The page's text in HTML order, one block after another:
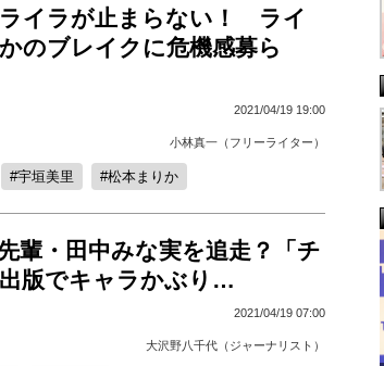
イラが止まらない！ ライ
のブレイクに危機感募ら
2021/04/19 19:00
小林真一（フリーライター）
宇垣美里 松本まりか
輩・田中みな実を追走？「チ
版でキャラかぶり…
2021/04/19 07:00
大沢野八千代（ジャーナリスト）